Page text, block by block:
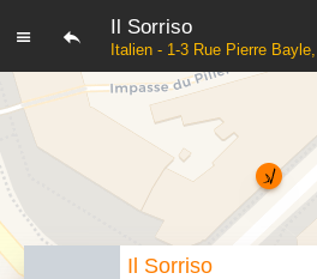
Il Sorriso
Italien - 1-3 Rue Pierre
Il Sorriso